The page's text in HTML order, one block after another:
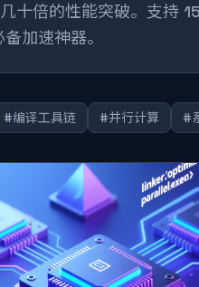
十倍的性能突破。支持
加速神器。
#编译工具链 #并行计算 #